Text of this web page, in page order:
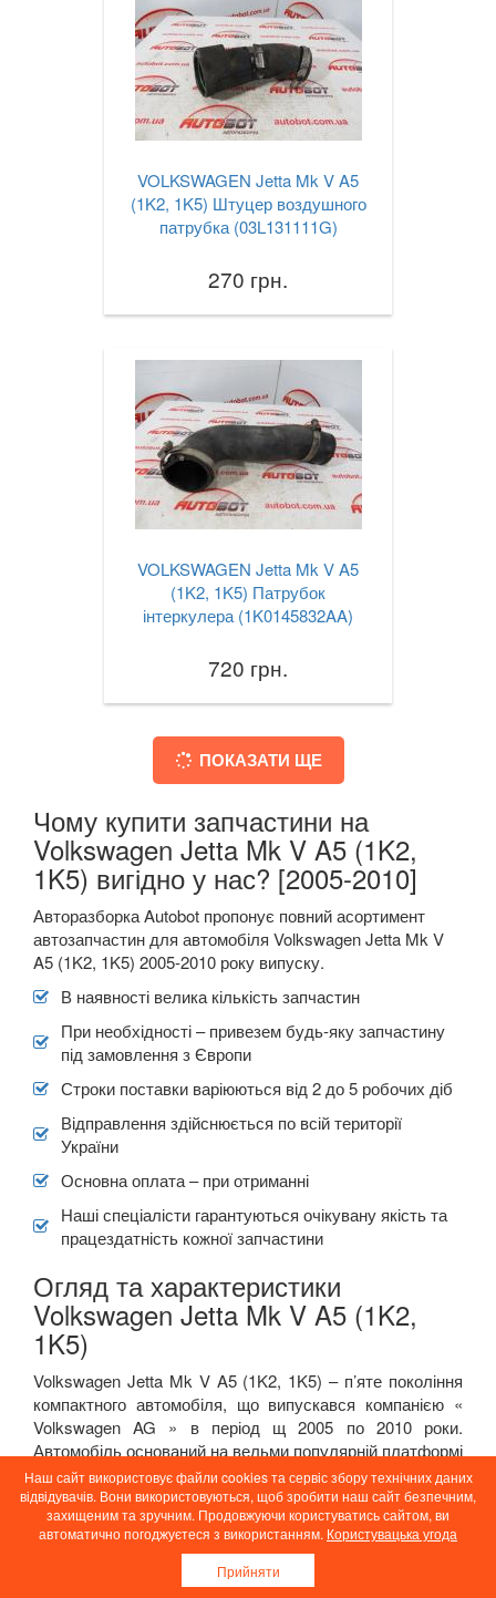
VOLKSWAGEN Jetta Mk V A5
(1K2, 1K5) Штуцер воздушного
патрубка (03L131111G)
270 грн.
VOLKSWAGEN Jetta Mk V A5
(1K2, 1K5) Патрубок
інтеркулера (1K0145832AA)
720 грн.
ПОКАЗАТИ ЩЕ
Чому купити запчастини на
Volkswagen Jetta Mk V A5 (1K2,
1K5) вигідно у нас? [2005-2010]
Авторазборка Autobot пропонує повний асортимент
автозапчастин для автомобіля Volkswagen Jetta Mk V
A5 (1K2, 1K5) 2005-2010 року випуску.
В наявності велика кількість запчастин
При необхідності – привезем будь-яку запчастину
під замовлення з Європи
Строки поставки варіюються від 2 до 5 робочих діб
Відправлення здійснюється по всій території
України
Основна оплата – при отриманні
Наші спеціалісти гарантуються очікувану якість та
працездатність кожної запчастини
Огляд та характеристики
Volkswagen Jetta Mk V A5 (1K2,
1K5)
Volkswagen Jetta Mk V A5 (1K2, 1K5) – п’яте покоління
компактного автомобіля, що випускався компанією «
Volkswagen AG » в період щ 2005 по 2010 роки.
Автомобіль оснований на вельми популярній платформі
Volkswagen Group A5 ( PQ35) і доступний в одному
варіанті кузовного виконання – 4-дверний седан (5-
міст.), побудований на базі передньомоторної
передньопривідної компоновки. З переходом на п’яте
покоління автомобіль став значно вирізнятися від своїх
попередників – автомобіль значно збільшився у
Наш сайт використовує файли cookies та сервіс збору технічних даних
відвідувачів. Вони використовуються, щоб зробити наш сайт безпечним,
захищеним та зручним. Продовжуючи користуватись сайтом, ви
автоматично погоджуєтеся з використанням. Користувацька угода
Прийняти